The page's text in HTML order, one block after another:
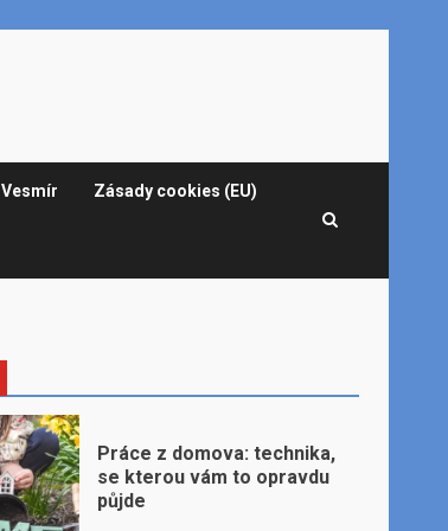
Vesmír Zásady cookies (EU)
Práce z domova: technika,
se kterou vám to opravdu
půjde